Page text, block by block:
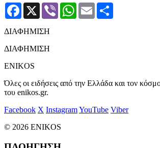
Facebook
X Viber WhatsApp
Email
ΔΙΑΦΗΜΙΣΗ
ΔΙΑΦΗΜΙΣΗ
ENIKOS
Όλες οι ειδήσεις από την Ελλάδα και τον
του enikos.gr.
Facebook X InstagramYouTube Viber
© 2026 ENIKOS